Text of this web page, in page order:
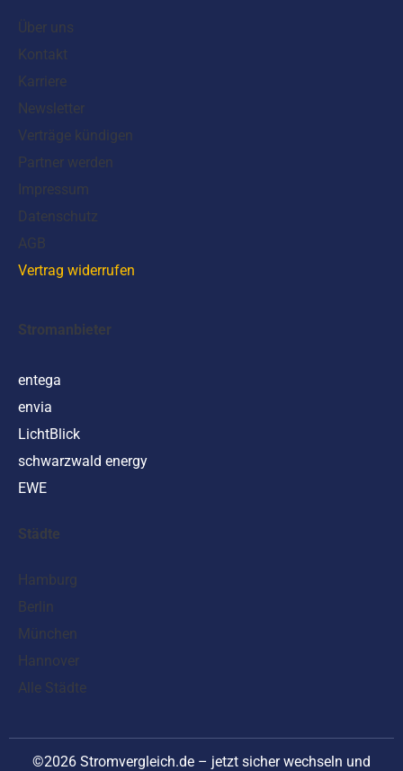
Über uns
Kontakt
Karriere
Newsletter
Verträge kündigen
Partner werden
Impressum
Datenschutz
AGB
Vertrag widerrufen
Stromanbieter
entega
envia
LichtBlick
schwarzwald energy
EWE
Städte
Hamburg
Berlin
München
Hannover
Alle Städte
©2026 Stromvergleich.de – jetzt sicher wechseln und